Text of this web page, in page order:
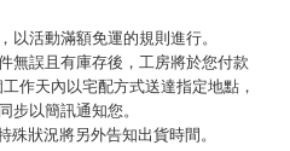
以活動滿額免運的規則進行。
無誤且有庫存後，工房將於您付款
作天內以宅配方式送達指定地點，
步以簡訊通知您。
殊狀況將另外告知出貨時間。